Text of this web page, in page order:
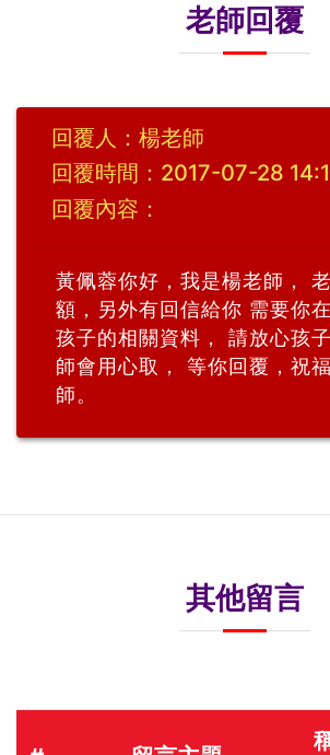
老師回覆
回覆人：楊老師
回覆時間：2017-07-28
回覆內容：
黃佩蓉你好，我是楊老師，
額，另外有回信給你 需要你
孩子的相關資料， 請放心孩
師會用心取， 等你回覆，祝
師。
其他留言